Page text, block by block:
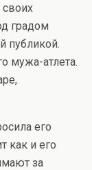
градом
публикой.
мужа-атлета.
его
как и его
за